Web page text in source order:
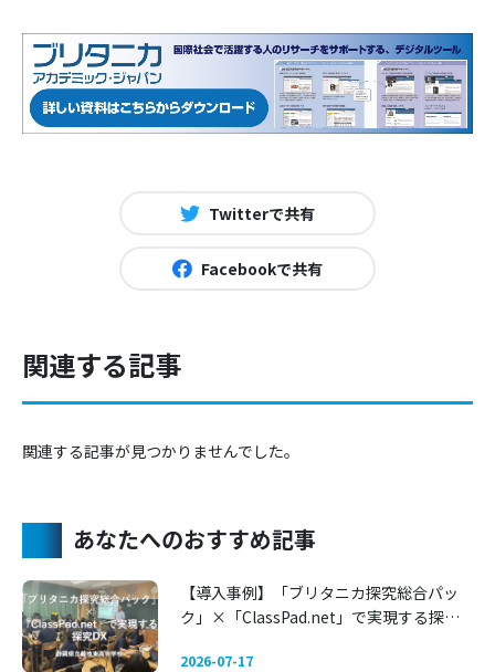
Twitterで共有
Facebookで共有
関連する記事
関連する記事が見つかりませんでした。
あなたへのおすすめ記事
【導入事例】「ブリタニカ探究総合パッ
ク」×「ClassPad.net」で実現する探究
2026-07-17